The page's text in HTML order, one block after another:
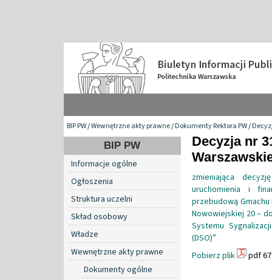
BIP PW/Wewnętrzne akty prawne/Dokumenty Rektora PW/
BIP PW
Informacje ogólne
Ogłoszenia
Struktura uczelni
Skład osobowy
Władze
Wewnętrzne akty prawne
Dokumenty ogólne
Decyzja nr
zmieniająca
uruchomienia i
przebudową
Nowowiejskiej 20 –
Systemu
(DSO)”
Pobierz plik
pdf